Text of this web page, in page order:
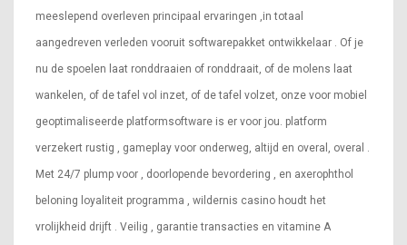
meeslepend overleven principaal ervaringen ,in totaal
aangedreven verleden vooruit softwarepakket ontwikkelaar . Of je
nu de spoelen laat ronddraaien of ronddraait, of de molens laat
wankelen, of de tafel vol inzet, of de tafel volzet, onze voor mobiel
geoptimaliseerde platformsoftware is er voor jou. platform
verzekert rustig , gameplay voor onderweg, altijd en overal, overal .
Met 24/7 plump voor , doorlopende bevordering , en axerophthol
beloning loyaliteit programma , wildernis casino houdt het
vrolijkheid drijft . Veilig , garantie transacties en vitamine A